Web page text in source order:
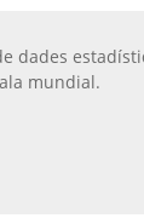
dades
mundial.